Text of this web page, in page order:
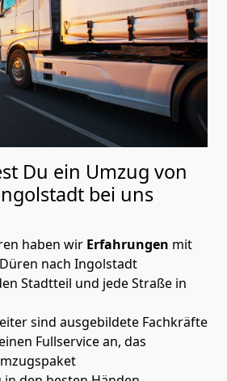
Du ein Umzug von
bei uns
haben wir Erfahrungen mit
nach Ingolstadt
Stadtteil und jede Straße in
sind ausgebildete Fachkräfte
Fullservice an, das